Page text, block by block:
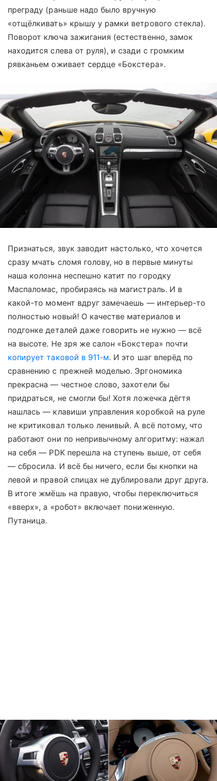
преграду (раньше надо было вручную
«отщёлкивать» крышу у рамки ветрового стекла).
Поворот ключа зажигания (естественно, замок
находится слева от руля), и сзади с громким
рявканьем оживает сердце «Бокстера».
Признаться, звук заводит настолько, что хочется
сразу мчать сломя голову, но в первые минуты
наша колонна неспешно катит по городку
Маспаломас, пробираясь на магистраль. И в
какой-то момент вдруг замечаешь — интерьер-то
полностью новый! О качестве материалов и
подгонке деталей даже говорить не нужно — всё
на высоте. Не зря же салон «Бокстера» почти
копирует таковой в 911-м. И это шаг вперёд по
сравнению с прежней моделью. Эргономика
прекрасна — честное слово, захотели бы
придраться, не смогли бы! Хотя ложечка дёгтя
нашлась — клавиши управления коробкой на руле
не критиковал только ленивый. А всё потому, что
работают они по непривычному алгоритму: нажал
на себя — PDK перешла на ступень выше, от себя
— сбросила. И всё бы ничего, если бы кнопки на
левой и правой спицах не дублировали друг друга.
В итоге жмёшь на правую, чтобы переключиться
«вверх», а «робот» включает пониженную.
Путаница.